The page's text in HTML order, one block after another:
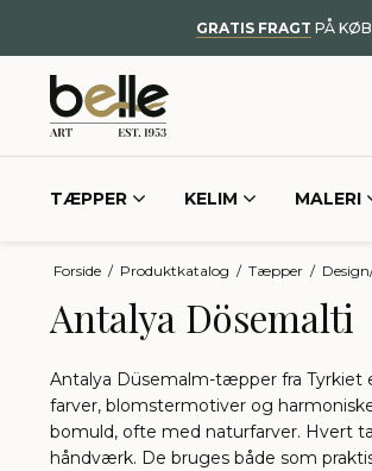
GRATIS FRAGT PÅ
TÆPPER KELIM MALERI
Forside / Produktkatalog / Tæpper /
Antalya Dösemalti
Antalya Düsemalm-tæpper fra
farver, blomstermotiver og
bomuld, ofte med naturfarver. Hvert
håndværk. De bruges både som